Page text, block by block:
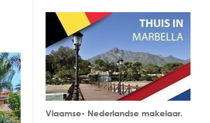
Vlaamse- Nederlandse makelaar.